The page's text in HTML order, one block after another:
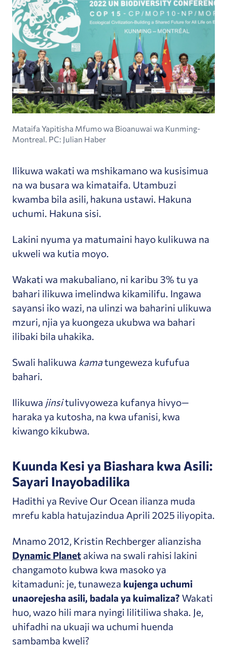
Mataifa Yapitisha Mfumo wa Bioanuwai wa Kunming-
Montreal. PC: Julian Haber
Ilikuwa wakati wa mshikamano wa kusisimua
na wa busara wa kimataifa. Utambuzi
kwamba bila asili, hakuna ustawi. Hakuna
uchumi. Hakuna sisi.
Lakini nyuma ya matumaini hayo kulikuwa na
ukweli wa kutia moyo.
Wakati wa makubaliano, ni karibu 3% tu ya
bahari ilikuwa imelindwa kikamilifu. Ingawa
sayansi iko wazi, na ulinzi wa baharini ulikuwa
mzuri, njia ya kuongeza ukubwa wa bahari
ilibaki bila uhakika.
Swali halikuwa kamatungeweza kufufua
bahari.
Ilikuwa jinsitulivyoweza kufanya hivyo—
haraka ya kutosha, na kwa ufanisi, kwa
kiwango kikubwa.
Kuunda Kesi ya Biashara kwa Asili:
Sayari Inayobadilika
Hadithi ya Revive Our Ocean ilianza muda
mrefu kabla hatujazindua Aprili 2025 iliyopita.
Mnamo 2012, Kristin Rechberger alianzisha
Dynamic Planet akiwa na swali rahisi lakini
changamoto kubwa kwa masoko ya
kitamaduni: je, tunaweza kujenga uchumi
unaorejesha asili, badala ya kuimaliza? Wakati
huo, wazo hili mara nyingi lilitiliwa shaka. Je,
uhifadhi na ukuaji wa uchumi huenda
sambamba kweli?